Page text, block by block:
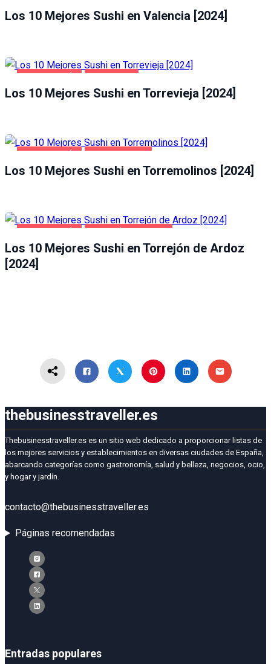
Los 10 Mejores Sushi en Valencia [2024]
Los 10 Mejores Sushi en Torrevieja [2024]
Los 10 Mejores Sushi en Torremolinos [2024]
Los 10 Mejores Sushi en Torrejón de Ardoz
[2024]
thebusinesstraveller.es
Thebusinesstraveller.es es un sitio web dedicado a proporcionar listas de
los mejores servicios y establecimientos en diversas ciudades de España,
abarcando categorías como gastronomía, salud y belleza, negocios, ocio,
y hogar y jardín.
contacto@thebusinesstraveller.es
Páginas recomendadas
Entradas populares